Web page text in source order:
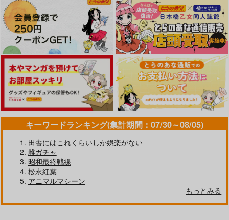
キーワードランキング(集計期間：07/30～08/05)
田舎にはこれくらいしか娯楽がない
雌ガチャ
昭和最終戦線
松永紅葉
アニマルマシーン
もっとみる